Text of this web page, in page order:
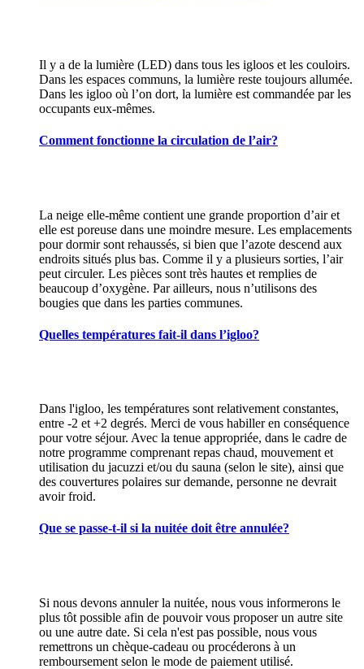
Il y a de la lumière (LED) dans tous les igloos et les couloirs.
Dans les espaces communs, la lumière reste toujours allumée.
Dans les igloo où l’on dort, la lumière est commandée par les
occupants eux-mêmes.
Comment fonctionne la circulation de l’air?
La neige elle-même contient une grande proportion d’air et
elle est poreuse dans une moindre mesure. Les emplacements
pour dormir sont rehaussés, si bien que l’azote descend aux
endroits situés plus bas. Comme il y a plusieurs sorties, l’air
peut circuler. Les pièces sont très hautes et remplies de
beaucoup d’oxygène. Par ailleurs, nous n’utilisons des
bougies que dans les parties communes.
Quelles températures fait-il dans l’igloo?
Dans l'igloo, les températures sont relativement constantes,
entre -2 et +2 degrés. Merci de vous habiller en conséquence
pour votre séjour. Avec la tenue appropriée, dans le cadre de
notre programme comprenant repas chaud, mouvement et
utilisation du jacuzzi et/ou du sauna (selon le site), ainsi que
des couvertures polaires sur demande, personne ne devrait
avoir froid.
Que se passe-t-il si la nuitée doit être annulée?
Si nous devons annuler la nuitée, nous vous informerons le
plus tôt possible afin de pouvoir vous proposer un autre site
ou une autre date. Si cela n'est pas possible, nous vous
remettrons un chèque-cadeau ou procéderons à un
remboursement selon le mode de paiement utilisé.